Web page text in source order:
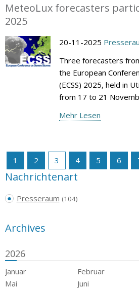
MeteoLux forecasters
2025
20-11-2025
Three forecasters
the European
(ECSS) 2025, held in
from 17 to 21
Mehr Lesen
1 2 3 4 5 6
Nachrichtenart
Presseraum (104)
Archives
2026
Januar Februar
Mai
Juni